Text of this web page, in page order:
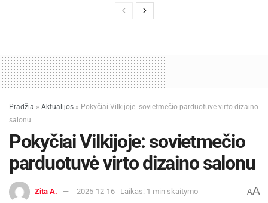
Pradžia » Aktualijos » Pokyčiai Vilkijoje: sovietmečio parduotuvė virto dizaino
salonu
Pokyčiai Vilkijoje: sovietmečio
parduotuvė virto dizaino salonu
Zita A. 2025-12-16 Laikas: 1 min skaitymo AA